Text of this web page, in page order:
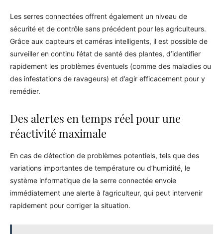
Les serres connectées offrent également un niveau de
sécurité et de contrôle sans précédent pour les agriculteurs.
Grâce aux capteurs et caméras intelligents, il est possible de
surveiller en continu l’état de santé des plantes, d’identifier
rapidement les problèmes éventuels (comme des maladies ou
des infestations de ravageurs) et d’agir efficacement pour y
remédier.
Des alertes en temps réel pour une
réactivité maximale
En cas de détection de problèmes potentiels, tels que des
variations importantes de température ou d’humidité, le
système informatique de la serre connectée envoie
immédiatement une alerte à l’agriculteur, qui peut intervenir
rapidement pour corriger la situation.